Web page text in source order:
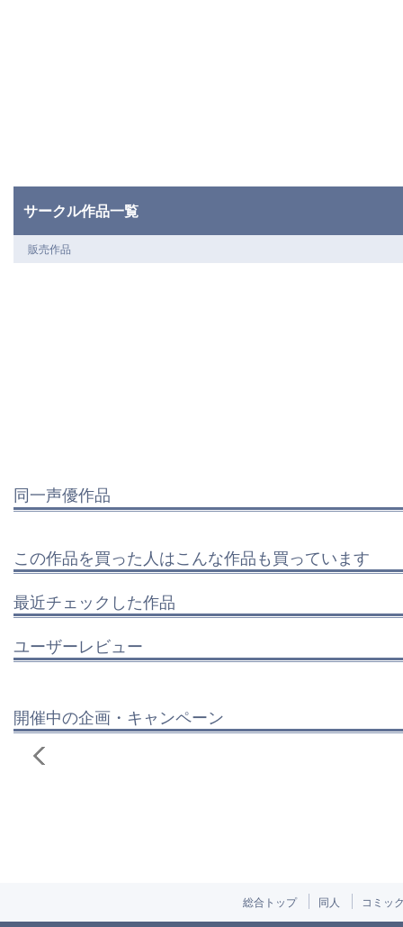
サークル作品一覧
販売作品
同一声優作品
この作品を買った人はこんな作品も買っています
最近チェックした作品
ユーザーレビュー
開催中の企画・キャンペーン
総合トップ 同人 コミッ